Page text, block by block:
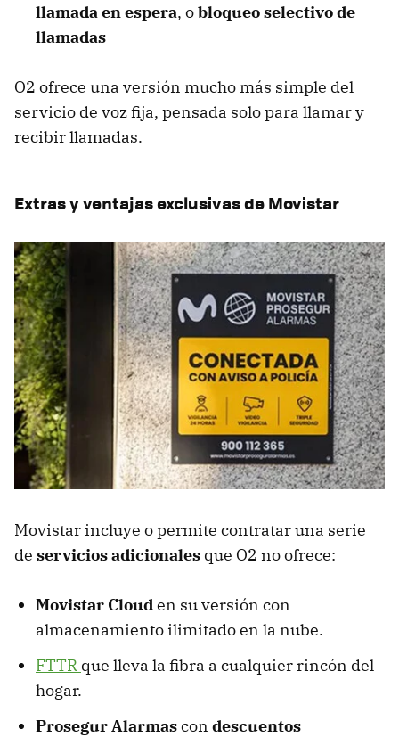
llamada en espera, obloqueo selectivo de
llamadas
O2 ofrece una versión mucho más simple del
servicio de voz fija, pensada solo para llamar y
recibir llamadas.
Extras y ventajas exclusivas de Movistar
Movistar incluye o permite contratar una serie
de servicios adicionales que O2 no ofrece:
Movistar Clouden su versión con
almacenamiento ilimitado en la nube.
FTTR que lleva la fibra a cualquier rincón del
hogar.
Prosegur Alarmascon descuentos